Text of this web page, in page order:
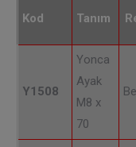
Kod Tanım
Y1508
Yonca
Ayak
M8 x
70